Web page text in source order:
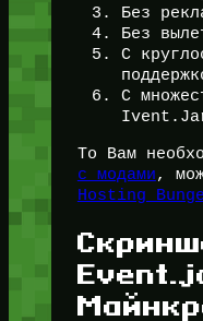
Без
Без
С
С
То Вам
с модами,
Hosting